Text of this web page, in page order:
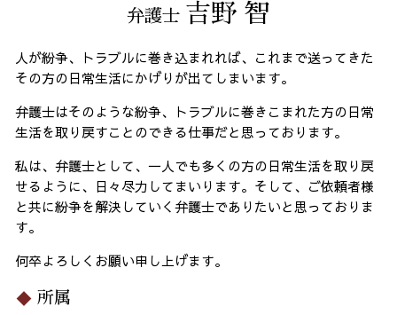
弁護士 吉野 智
人が紛争、トラブルに巻き込まれれば、これまで送ってきた
その方の日常生活にかげりが出てしまいます。
弁護士はそのような紛争、トラブルに巻きこまれた方の日常
生活を取り戻すことのできる仕事だと思っております。
私は、弁護士として、一人でも多くの方の日常生活を取り戻
せるように、日々尽力してまいります。そして、ご依頼者様
と共に紛争を解決していく弁護士でありたいと思っておりま
す。
何卒よろしくお願い申し上げます。
所属